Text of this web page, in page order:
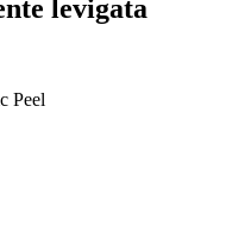
levigata
Peel